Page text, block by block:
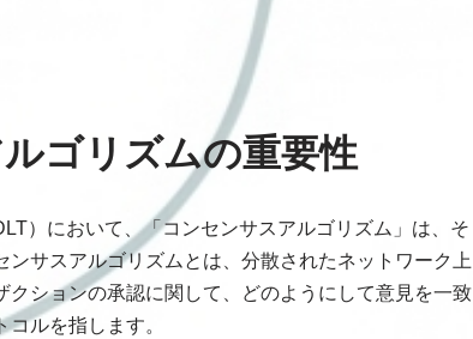
ゴリズムの重要性
）において、「コンセンサスアルゴリズム」は、そ
サスアルゴリズムとは、分散されたネットワーク上
ションの承認に関して、どのようにして意見を一致
ルを指します。